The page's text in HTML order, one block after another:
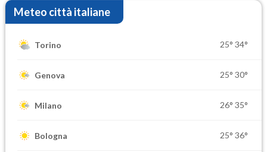
Meteo città italiane
Torino 25° 34°
Genova 25° 30°
Milano 26° 35°
Bologna 25° 36°